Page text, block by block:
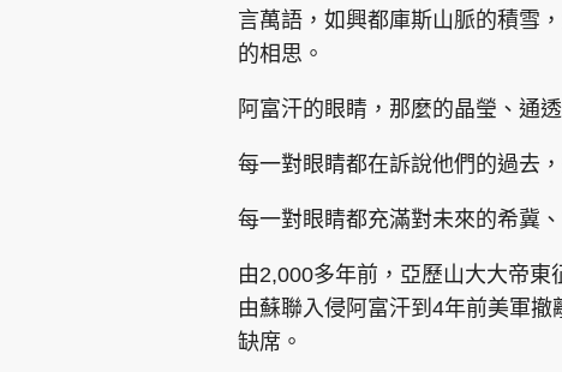
Oh!爸媽 JobMarket 頭條搵工
關於我們 聯絡我們 隱私政策聲明 使用條款
言萬語，如興都庫斯山脈的積雪
的相思。
阿富汗的眼睛，那麼的晶瑩、通
每一對眼睛都在訴說他們的過去
每一對眼睛都充滿對未來的希冀
由2,000多年前，亞歷山大大帝東
由蘇聯入侵阿富汗到4年前美軍
缺席。